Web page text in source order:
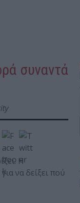
συναντά
Η
να δείξει πού